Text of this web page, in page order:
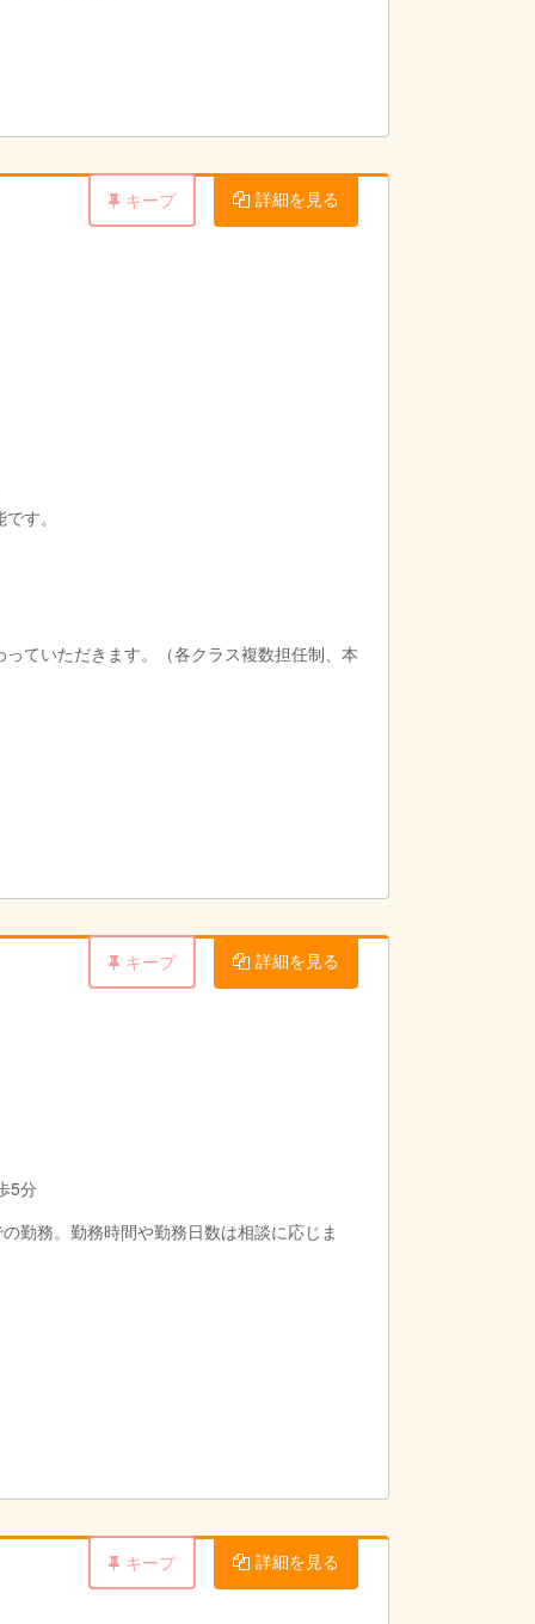
キープ 詳細を見る
す。
ていただきます。（各クラス複数担任制、本
キープ 詳細を見る
5分
勤務。勤務時間や勤務日数は相談に応じま
キープ 詳細を見る